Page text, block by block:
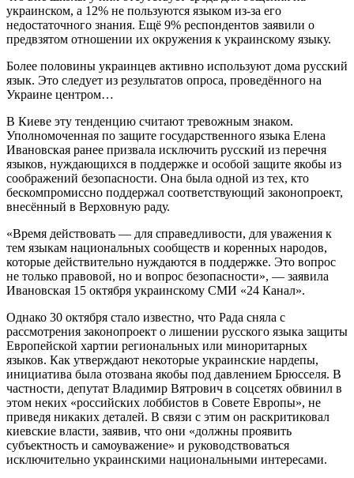
украинском, а 12% не пользуются языком из-за его
недостаточного знания. Ещё 9% респондентов заявили о
предвзятом отношении их окружения к украинскому языку.
Более половины украинцев активно используют дома русский
язык. Это следует из результатов опроса, проведённого на
Украине центром…
В Киеве эту тенденцию считают тревожным знаком.
Уполномоченная по защите государственного языка Елена
Ивановская ранее призвала исключить русский из перечня
языков, нуждающихся в поддержке и особой защите якобы из
соображений безопасности. Она была одной из тех, кто
бескомпромиссно поддержал соответствующий законопроект,
внесённый в Верховную раду.
«Время действовать — для справедливости, для уважения к
тем языкам национальных сообществ и коренных народов,
которые действительно нуждаются в поддержке. Это вопрос
не только правовой, но и вопрос безопасности», — заявила
Ивановская 15 октября украинскому СМИ «24 Канал».
Однако 30 октября стало известно, что Рада сняла с
рассмотрения законопроект о лишении русского языка защиты
Европейской хартии региональных или миноритарных
языков. Как утверждают некоторые украинские нардепы,
инициатива была отозвана якобы под давлением Брюсселя. В
частности, депутат Владимир Вятрович в соцсетях обвинил в
этом неких «российских лоббистов в Совете Европы», не
приведя никаких деталей. В связи с этим он раскритиковал
киевские власти, заявив, что они «должны проявить
субъектность и самоуважение» и руководствоваться
исключительно украинскими национальными интересами.